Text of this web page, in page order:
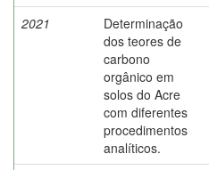
2021
Determinação
dos teores de
carbono
orgânico em
solos do Acre
com diferentes
procedimentos
analíticos.